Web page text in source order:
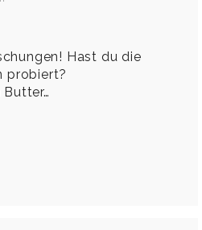
Hast du die
probiert?